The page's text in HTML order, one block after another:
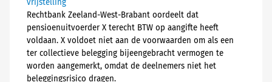
vrijstelling
Rechtbank Zeeland-West-Brabant oordeelt dat
pensioenuitvoerder X terecht BTW op aangifte heeft
voldaan. X voldoet niet aan de voorwaarden om als een
ter collectieve belegging bijeengebracht vermogen te
worden aangemerkt, omdat de deelnemers niet het
beleggingsrisico dragen.